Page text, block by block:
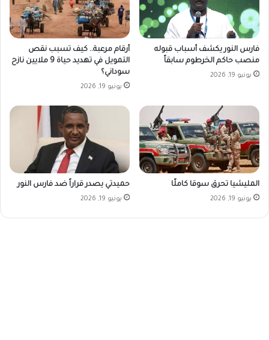
فارس النور يكشف أسباب قبوله
منصب حاكم الخرطوم سابقاً
يونيو 19, 2026
أرقام مرعبة.. كيف تسبب نقص
التمويل في تهديد حياة 9 ملايين نازح
سوداني؟
يونيو 19, 2026
المليشيا تحرق سوقا كاملًا
يونيو 19, 2026
حميدتي يصدر قراراً ضد فارس النور
يونيو 19, 2026